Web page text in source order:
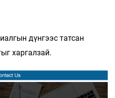
дүнгээс татсан
харгалзай.